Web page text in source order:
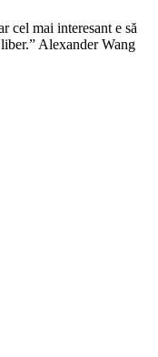
cel mai interesant e să
Alexander Wang